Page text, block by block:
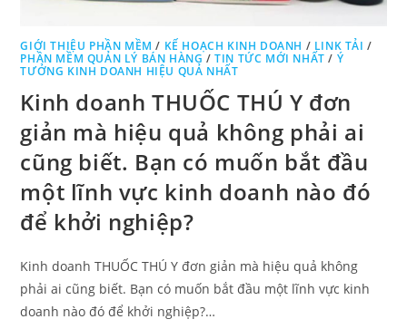
GIỚI THIỆU PHẦN MỀM / KẾ HOẠCH KINH DOANH / LINK TẢI /
PHẦN MỀM QUẢN LÝ BÁN HÀNG /TIN TỨC MỚI NHẤT / Ý
TƯỞNG KINH DOANH HIỆU QUẢ NHẤT
Kinh doanh THUỐC THÚ Y đơn
giản mà hiệu quả không phải ai
cũng biết. Bạn có muốn bắt đầu
một lĩnh vực kinh doanh nào đó
để khởi nghiệp?
Kinh doanh THUỐC THÚ Y đơn giản mà hiệu quả không
phải ai cũng biết. Bạn có muốn bắt đầu một lĩnh vực kinh
doanh nào đó để khởi nghiệp?…